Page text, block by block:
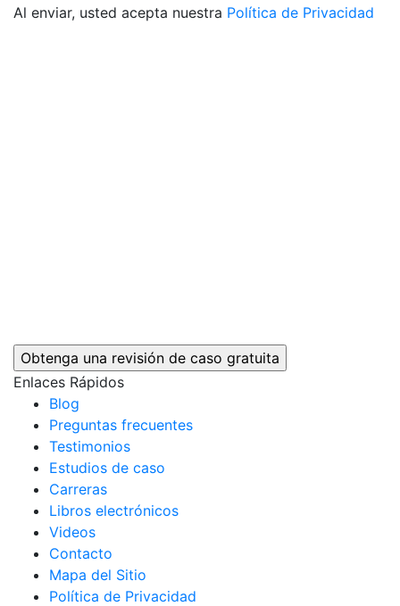
Al enviar, usted acepta nuestra Política de Privacidad
Enlaces Rápidos
Blog
Preguntas frecuentes
Testimonios
Estudios de caso
Carreras
Libros electrónicos
Videos
Contacto
Mapa del Sitio
Política de Privacidad